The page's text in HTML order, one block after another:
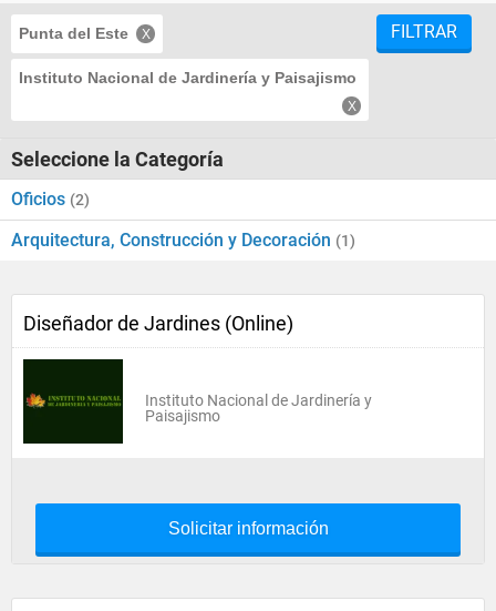
Punta del Este
Instituto Nacional de Jardinería y Paisajismo
FILTRAR
Seleccione la Categoría
Oficios (2)
Arquitectura, Construcción y Decoración (1)
Diseñador de Jardines (Online)
Instituto Nacional de Jardinería y
Paisajismo
Solicitar información